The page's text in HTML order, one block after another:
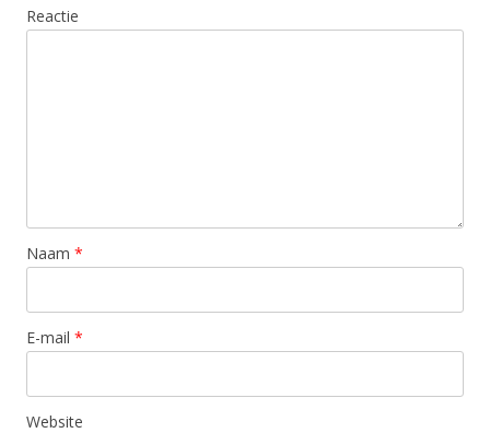
Reactie
Naam *
E-mail *
Website